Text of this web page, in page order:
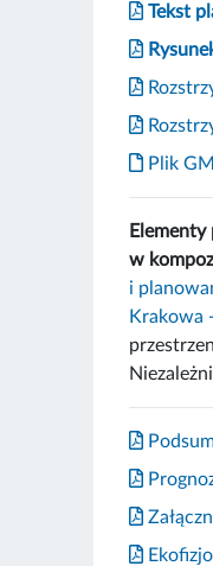
Tekst
Plik
Elementy
w
i
Krakowa